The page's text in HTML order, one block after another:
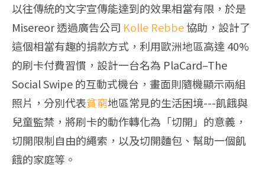
以往傳統的文字宣傳能達到的效果相當有限，於是
Misereor 透過廣告公司 Kolle Rebbe協助，設計了
這個相當有趣的捐款方式，利用歐洲地區高達 40%
的刷卡付費習慣，設計一台名為 PlaCard–The
Social Swipe 的互動式機台，畫面則隨機顯示兩組
照片，分別代表貧窮地區常見的生活困境---飢餓與
兒童監禁，將刷卡的動作轉化為「切開」的意義，
切開限制自由的繩索，以及切開麵包、幫助一個飢
餓的家庭等。